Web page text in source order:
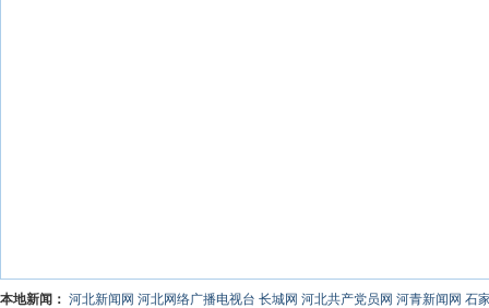
本地新闻： 河北新闻网 河北网络广播电视台 长城网 河北共产党员网 河青新闻网 石